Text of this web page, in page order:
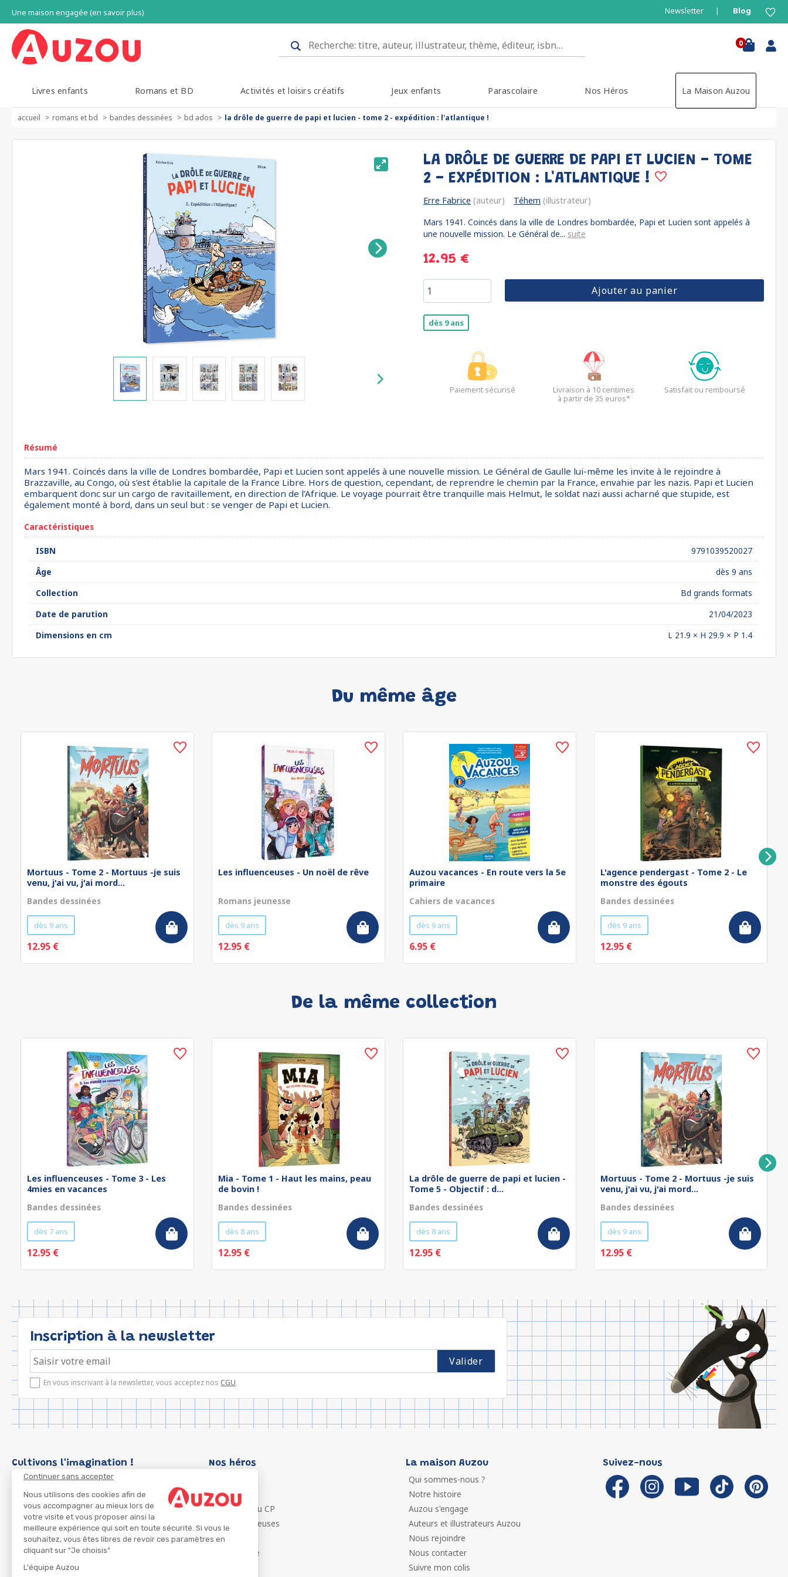
Continuer sans accepter
Nous utilisons des cookies afin de
vous accompagner au mieux lors de
votre visite et vous proposer ainsi la
meilleure expérience qui soit en toute sécurité. Si vous le
souhaitez, vous êtes libres de revoir ces paramètres en
cliquant sur "Je choisis"
L'équipe Auzou
Une maison engagée (en savoir plus) Newsletter Blog
0
Livres enfants Romans et BD Activités et loisirs créatifs Jeux enfants Parascolaire Nos Héros La Maison Auzou
accueil romans et bd bandes dessinées bd ados la drôle de guerre de papi et lucien - tome 2 - expédition : l'atlantique !
LA DRÔLE DE GUERRE DE PAPI ET LUCIEN - TOME
2 - EXPÉDITION : L'ATLANTIQUE !
Erre Fabrice (auteur) Téhem (illustrateur)
Mars 1941. Coincés dans la ville de Londres bombardée, Papi et Lucien sont appelés à
une nouvelle mission. Le Général de... suite
12.95 €
Ajouter au panier
dès 9 ans
Paiement sécurisé
Livraison à 10 centimes
à partir de 35 euros*
Satisfait ou remboursé
Résumé
Mars 1941. Coincés dans la ville de Londres bombardée, Papi et Lucien sont appelés à une nouvelle mission. Le Général de Gaulle lui-même les invite à le rejoindre à
Brazzaville, au Congo, où s’est établie la capitale de la France Libre. Hors de question, cependant, de reprendre le chemin par la France, envahie par les nazis. Papi et Lucien
embarquent donc sur un cargo de ravitaillement, en direction de l’Afrique. Le voyage pourrait être tranquille mais Helmut, le soldat nazi aussi acharné que stupide, est
également monté à bord, dans un seul but : se venger de Papi et Lucien.
Caractéristiques
ISBN
9791039520027
Âge
dès 9 ans
Collection
Bd grands formats
Date de parution
21/04/2023
Dimensions en cm
L 21.9 × H 29.9 × P 1.4
Du même âge
Mortuus - Tome 2 - Mortuus -je suis
venu, j'ai vu, j'ai mord...
Bandes dessinées
dès 9 ans
12.95 €
Les influenceuses - Un noël de rêve
Romans jeunesse
dès 9 ans
12.95 €
Auzou vacances - En route vers la 5e
primaire
Cahiers de vacances
dès 9 ans
6.95 €
L'agence pendergast - Tome 2 - Le
monstre des égouts
Bandes dessinées
dès 9 ans
12.95 €
De la même collection
Les influenceuses - Tome 3 - Les
4mies en vacances
Bandes dessinées
dès 7 ans
12.95 €
Mia - Tome 1 - Haut les mains, peau
de bovin !
Bandes dessinées
dès 8 ans
12.95 €
La drôle de guerre de papi et lucien -
Tome 5 - Objectif : d...
Bandes dessinées
dès 8 ans
12.95 €
Mortuus - Tome 2 - Mortuus -je suis
venu, j'ai vu, j'ai mord...
Bandes dessinées
dès 9 ans
12.95 €
Inscription à la newsletter
En vous inscrivant à la newsletter, vous acceptez nos CGU.
Cultivons l'imagination ! Nos héros
P'tit Loup
Les Héros du CP
Les Influenceuses
Migali
Petite Taupe
La maison Auzou
Qui sommes-nous ?
Notre histoire
Auzou s'engage
Auteurs et illustrateurs Auzou
Nous rejoindre
Nous contacter
Suivre mon colis
Suivez-nous